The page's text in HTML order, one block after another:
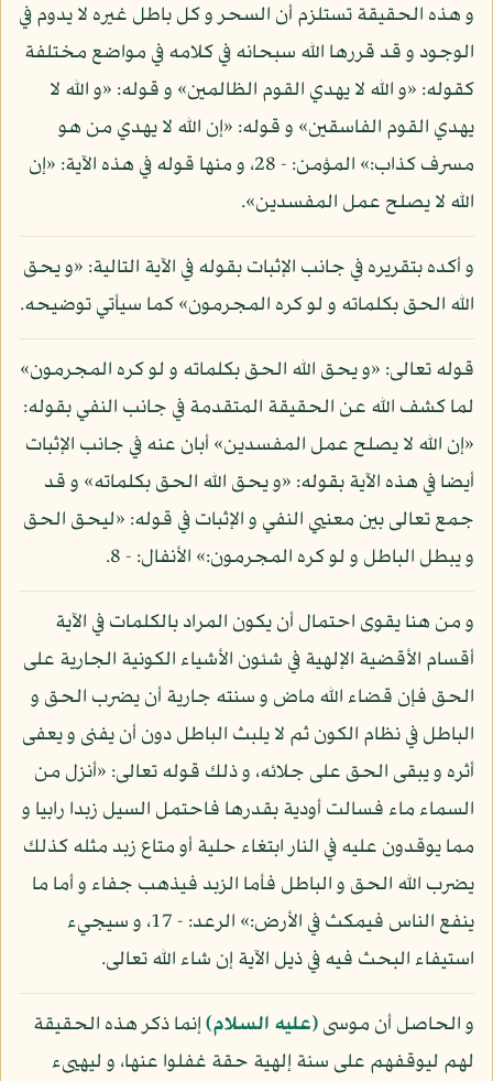
و هذه الحقيقة تستلزم أن السحر و كل باطل غيره لا يدوم في
الوجود و قد قررها الله سبحانه في كلامه في مواضع مختلفة
كقوله: «و الله لا يهدي القوم الظالمين» و قوله: «و الله لا
يهدي القوم الفاسقين» و قوله: «إن الله لا يهدي من هو
مسرف كذاب:» المؤمن: - 28، و منها قوله في هذه الآية: «إن
الله لا يصلح عمل المفسدين».
و أكده بتقريره في جانب الإثبات بقوله في الآية التالية: «و يحق
الله الحق بكلماته و لو كره المجرمون» كما سيأتي توضيحه.
قوله تعالى: «و يحق الله الحق بكلماته و لو كره المجرمون»
لما كشف الله عن الحقيقة المتقدمة في جانب النفي بقوله:
«إن الله لا يصلح عمل المفسدين» أبان عنه في جانب الإثبات
أيضا في هذه الآية بقوله: «و يحق الله الحق بكلماته» و قد
جمع تعالى بين معنيي النفي و الإثبات في قوله: «ليحق الحق
و يبطل الباطل و لو كره المجرمون:» الأنفال: - 8.
و من هنا يقوى احتمال أن يكون المراد بالكلمات في الآية
أقسام الأقضية الإلهية في شئون الأشياء الكونية الجارية على
الحق فإن قضاء الله ماض و سنته جارية أن يضرب الحق و
الباطل في نظام الكون ثم لا يلبث الباطل دون أن يفنى و يعفى
أثره و يبقى الحق على جلائه، و ذلك قوله تعالى: «أنزل من
السماء ماء فسالت أودية بقدرها فاحتمل السيل زبدا رابيا و
مما يوقدون عليه في النار ابتغاء حلية أو متاع زبد مثله كذلك
يضرب الله الحق و الباطل فأما الزبد فيذهب جفاء و أما ما
ينفع الناس فيمكث في الأرض:» الرعد: - 17، و سيجيء
استيفاء البحث فيه في ذيل الآية إن شاء الله تعالى.
و الحاصل أن موسى(عليه السلام)إنما ذكر هذه الحقيقة
لهم ليوقفهم على سنة إلهية حقة غفلوا عنها، و ليهيىء